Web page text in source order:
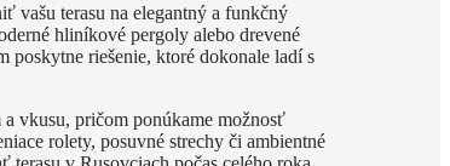
vašu terasu na elegantný a funkčný
hliníkové pergoly alebo drevené
poskytne riešenie, ktoré dokonale ladí s
vkusu, pričom ponúkame možnosť
rolety, posuvné strechy či ambientné